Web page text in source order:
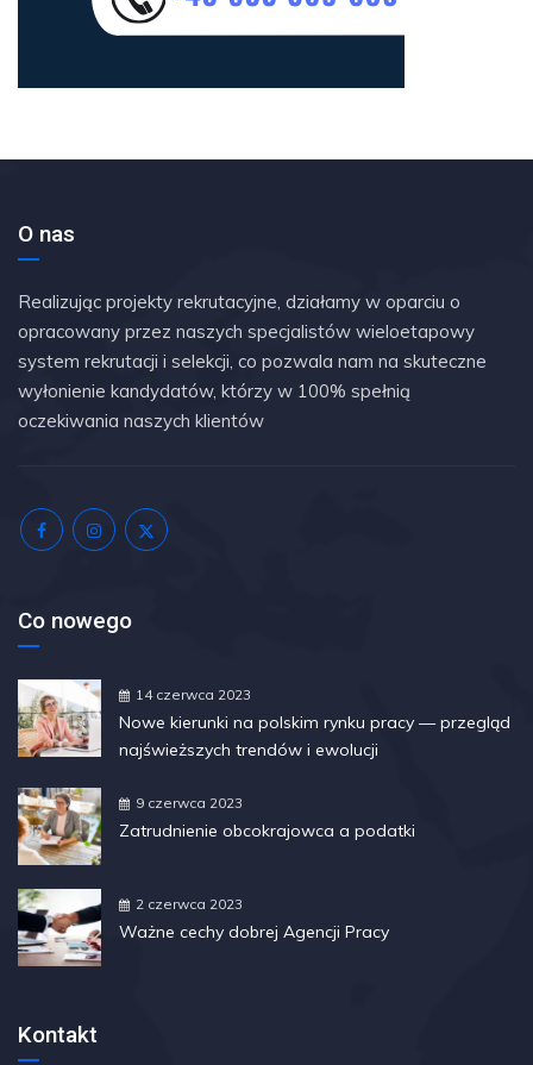
O nas
Realizując projekty rekrutacyjne, działamy w oparciu o
opracowany przez naszych specjalistów wieloetapowy
system rekrutacji i selekcji, co pozwala nam na skuteczne
wyłonienie kandydatów, którzy w 100% spełnią
oczekiwania naszych klientów
Co nowego
14 czerwca 2023
Nowe kierunki na polskim rynku pracy — przegląd
najświeższych trendów i ewolucji
9 czerwca 2023
Zatrudnienie obcokrajowca a podatki
2 czerwca 2023
Ważne cechy dobrej Agencji Pracy
Kontakt